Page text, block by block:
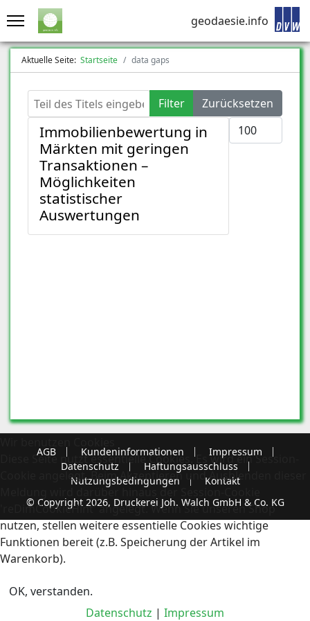
geodaesie.info
Aktuelle Seite: Startseite data gaps
Teil des Titels eingeben Filter
Zurücksetzen
Anzeige #
Immobilienbewertung in
Märkten mit geringen
Transaktionen –
Möglichkeiten
statistischer
Auswertungen
AGB Kundeninformationen
Impressum
Datenschutz
Haftungsausschluss
Nutzungsbedingungen
Kontakt
© Copyright 2026, Druckerei Joh. Walch GmbH & Co. KG
Diese Seite nutzt essentielle Cookies. Es wird ein Session-
Cookie angelegt. Beim Akzeptieren und Ausblenden dieser
Meldung wird darüber hinaus der Session-Cookie
'reDimCookieHint' angelegt. Wenn Sie unseren Shop
nutzen, stellen weitere essentielle Cookies wichtige
Funktionen bereit (z.B. Speicherung der Artikel im
Warenkorb).
OK, verstanden.
Datenschutz | Impressum